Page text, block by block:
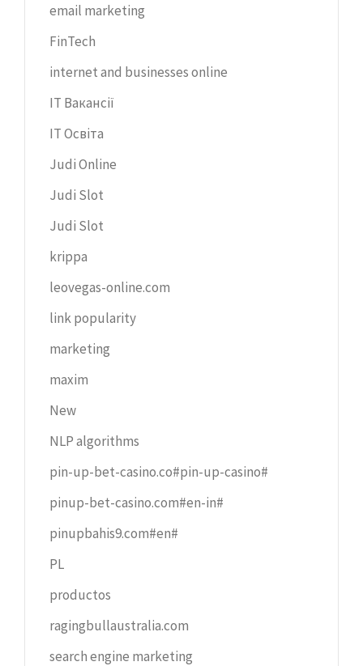
email marketing
FinTech
internet and businesses online
IT Вакансії
IT Освіта
Judi Online
Judi Slot
Judi Slot
krippa
leovegas-online.com
link popularity
marketing
maxim
New
NLP algorithms
pin-up-bet-casino.co#pin-up-casino#
pinup-bet-casino.com#en-in#
pinupbahis9.com#en#
PL
productos
ragingbullaustralia.com
search engine marketing